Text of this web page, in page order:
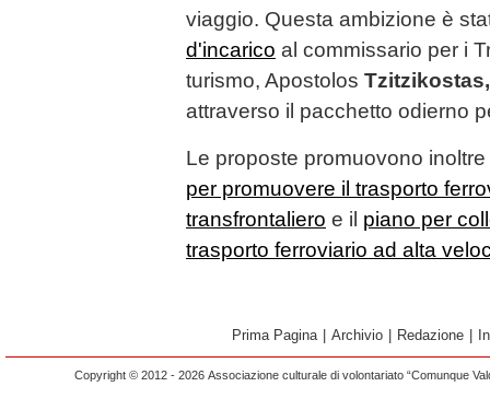
viaggio. Questa ambizione è
d'incarico al commissario per i
turismo, Apostolos Tzitzikostas,
attraverso il pacchetto odierno
Le proposte promuovono
per promuovere il trasporto
transfrontaliero e il piano per
trasporto ferroviario ad alta
Prima Pagina Archivio Redazione
Copyright © 2012 - 2026 Associazione culturale di volontariato “Comunque